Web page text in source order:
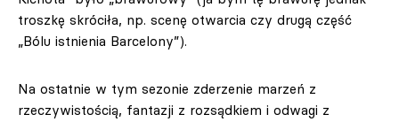
troszkę skróciła, np. scenę otwarcia czy drugą część
„Bólu istnienia Barcelony”).
Na ostatnie w tym sezonie zderzenie marzeń z
rzeczywistością, fantazji z rozsądkiem i odwagi z